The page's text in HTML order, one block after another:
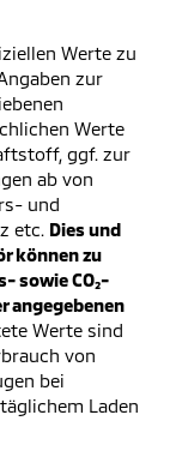
Werte zu
zur
Werte
ggf. zur
ab von
und
etc. Dies und
können zu
sowie CO₂-
angegebenen
Werte sind
von
bei
Laden